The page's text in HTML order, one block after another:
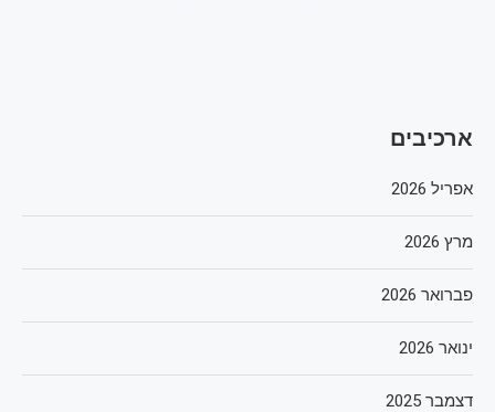
ארכיבים
אפריל 2026
מרץ 2026
פברואר 2026
ינואר 2026
דצמבר 2025